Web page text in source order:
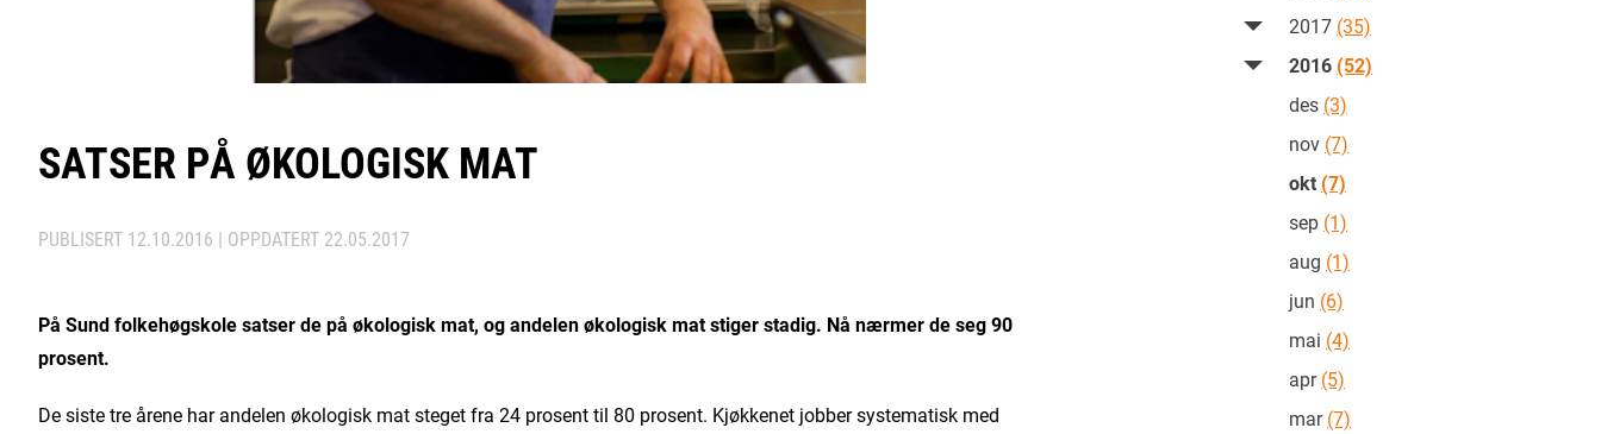
SATSER PÅ ØKOLOGISK MAT
PUBLISERT 12.10.2016 | OPPDATERT 22.05.2017
På Sund folkehøgskole satser de på økologisk mat, og andelen økologisk mat stiger stadig. Nå nærmer de seg 90
prosent.
De siste tre årene har andelen økologisk mat steget fra 24 prosent til 80 prosent. Kjøkkenet jobber systematisk med
2017 (35)
2016 (52)
des (3)
nov (7)
okt (7)
sep (1)
aug (1)
jun (6)
mai (4)
apr(5)
mar(7)